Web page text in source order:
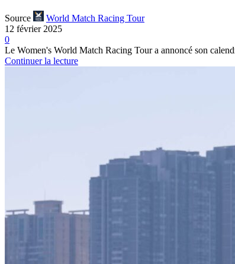
Source
World Match Racing Tour
12 février 2025
0
Le Women's World Match Racing Tour a annoncé son
Continuer la lecture